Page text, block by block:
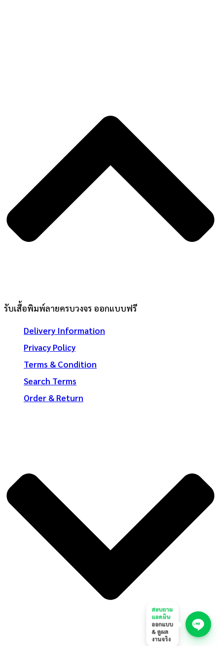
รับเสื้อพิมพ์ลายครบวงจร ออกแบบฟรี
Delivery Information
Privacy Policy
Terms & Condition
Search Terms
Order & Return
สอบถาม
แอดมิน
ออกแบบ
& ดูผล
งานจริง